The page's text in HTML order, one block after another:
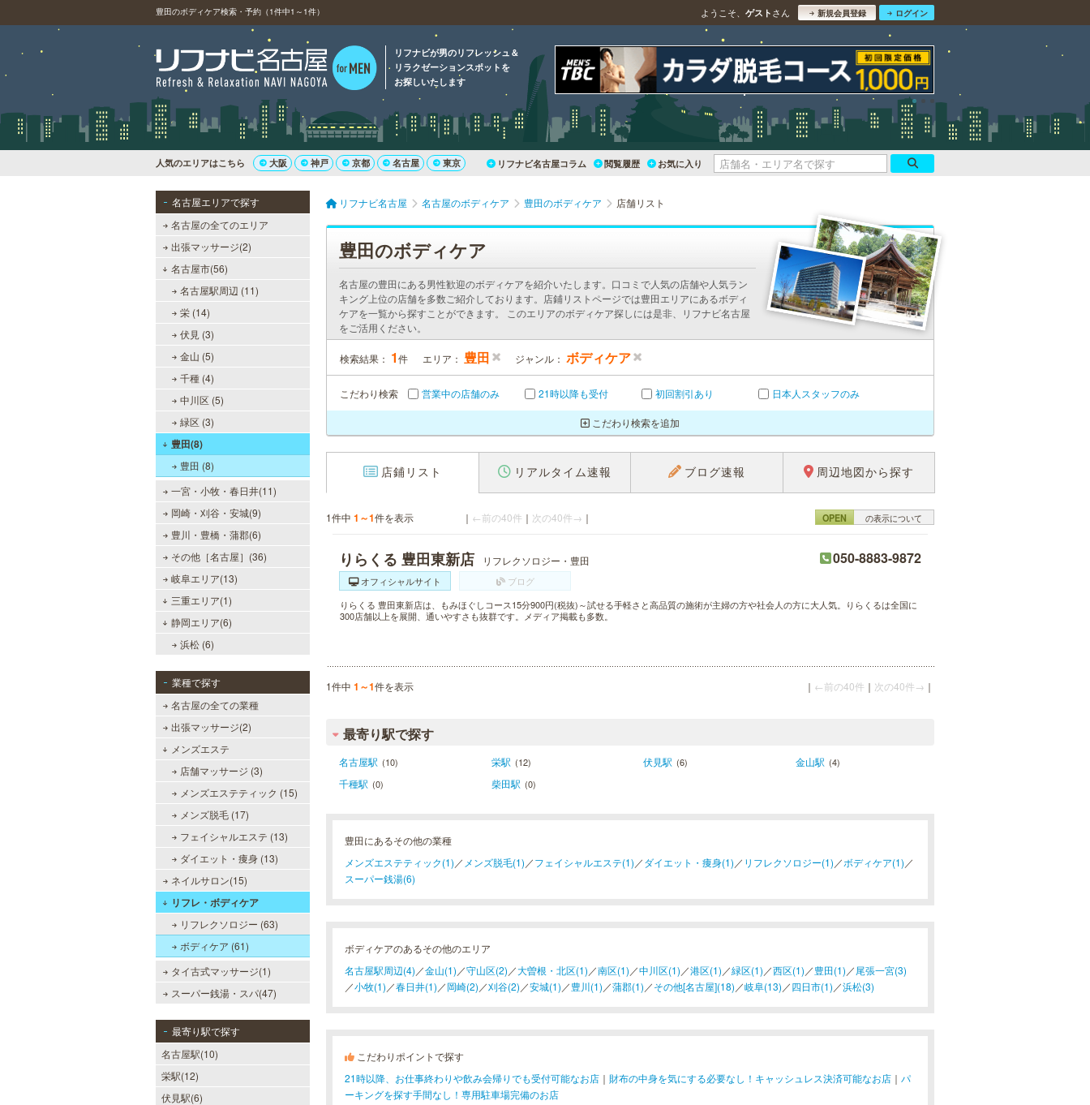
豊田のボディケア検索・予約（1件中1～1件） ようこそ、 ゲスト さん 新規会員登録 ログイン
リフナビが男のリフレッシュ＆
リラクゼーションスポットを
お探しいたします
人気のエリアはこちら 大阪 神戸 京都 名古屋 東京 リフナビ名古屋コラム 閲覧履歴 お気に入り
名古屋エリアで探す
名古屋の全てのエリア
出張マッサージ(2)
名古屋市(56)
名古屋駅周辺 (11)
栄 (14)
伏見 (3)
金山 (5)
千種 (4)
中川区 (5)
緑区 (3)
豊田(8)
豊田 (8)
一宮・小牧・春日井(11)
岡崎・刈谷・安城(9)
豊川・豊橋・蒲郡(6)
その他［名古屋］(36)
岐阜エリア(13)
三重エリア(1)
静岡エリア(6)
浜松 (6)
業種で探す
名古屋の全ての業種
出張マッサージ(2)
メンズエステ
店舗マッサージ (3)
メンズエステティック (15)
メンズ脱毛 (17)
フェイシャルエステ (13)
ダイエット・痩身 (13)
ネイルサロン(15)
リフレ・ボディケア
リフレクソロジー (63)
ボディケア (61)
タイ古式マッサージ(1)
スーパー銭湯・スパ(47)
最寄り駅で探す
名古屋駅(10)
栄駅(12)
伏見駅(6)
リフナビ名古屋 名古屋のボディケア 豊田のボディケア 店舗リスト
豊田のボディケア
名古屋の豊田にある男性歓迎のボディケアを紹介いたします。口コミで人気の店舗や人気ラン
キング上位の店舗を多数ご紹介しております。店鋪リストページでは豊田エリアにあるボディ
ケアを一覧から探すことができます。 このエリアのボディケア探しには是非、リフナビ名古屋
をご活用ください。
検索結果： 1件 エリア： 豊田 ジャンル： ボディケア
こだわり検索 営業中の店舗のみ 21時以降も受付 初回割引あり 日本人スタッフのみ
こだわり検索を追加
店鋪リスト リアルタイム速報 ブログ速報 周辺地図から探す
1件中 1～1件を表示 ｜ ←前の40件 ｜ 次の40件→ ｜ OPEN の表示について
りらくる 豊田東新店 リフレクソロジー・豊田 050-8883-9872
オフィシャルサイト
ブログ
りらくる 豊田東新店は、もみほぐしコース15分900円(税抜)～試せる手軽さと高品質の施術が主婦の方や社会人の方に大人気。りらくるは全国に
300店舗以上を展開、通いやすさも抜群です。メディア掲載も多数。
1件中 1～1件を表示 ｜ ←前の40件 ｜ 次の40件→ ｜
最寄り駅で探す
名古屋駅 (10) 栄駅 (12) 伏見駅 (6) 金山駅 (4)
千種駅 (0) 柴田駅 (0)
豊田にあるその他の業種
メンズエステティック(1) ／ メンズ脱毛(1) ／フェイシャルエステ(1) ／ダイエット・痩身(1) ／ リフレクソロジー(1) ／ボディケア(1) ／
スーパー銭湯(6)
ボディケアのあるその他のエリア
名古屋駅周辺(4) ／金山(1) ／守山区(2) ／大曽根・北区(1) ／南区(1) ／中川区(1) ／港区(1) ／緑区(1) ／西区(1) ／豊田(1) ／尾張一宮(3)
／小牧(1) ／春日井(1) ／岡崎(2) ／刈谷(2) ／安城(1) ／豊川(1) ／蒲郡(1) ／その他[名古屋](18) ／岐阜(13) ／四日市(1) ／浜松(3)
こだわりポイントで探す
21時以降、お仕事終わりや飲み会帰りでも受付可能なお店 ｜ 財布の中身を気にする必要なし！キャッシュレス決済可能なお店 ｜ パ
ーキングを探す手間なし！専用駐車場完備のお店